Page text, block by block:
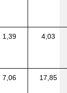
1,39 4,03
7,06 17,85